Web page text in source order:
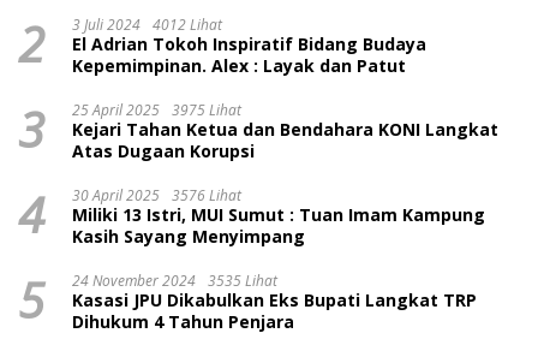
2 3 Juli 2024 4012 Lihat
El Adrian Tokoh Inspiratif Bidang Budaya
Kepemimpinan. Alex : Layak dan Patut
3 25 April 2025 3975 Lihat
Kejari Tahan Ketua dan Bendahara KONI Langkat
Atas Dugaan Korupsi
4 30 April 2025 3576 Lihat
Miliki 13 Istri, MUI Sumut : Tuan Imam Kampung
Kasih Sayang Menyimpang
5 24 November 2024 3535 Lihat
Kasasi JPU Dikabulkan Eks Bupati Langkat TRP
Dihukum 4 Tahun Penjara